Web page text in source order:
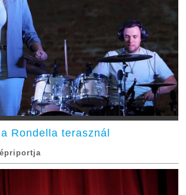
Rondella terasznál